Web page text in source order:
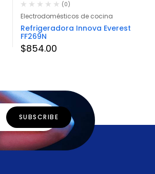
(0)
Electrodomésticos de cocina
Refrigeradora Innova Everest
FF269N
$854.00